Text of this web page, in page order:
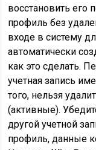
восстановить его
профиль без
входе в систему
автоматически
как это сделать.
учетная запись
того, нельзя
(активные).
другой учетной
профиль, данные